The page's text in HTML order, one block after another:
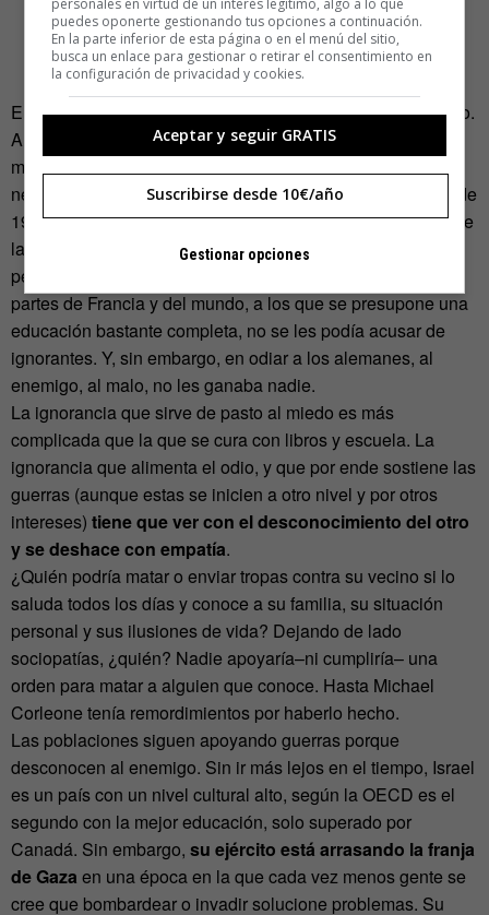
Era la mezcla perfecta hace 100 años y hoy lo sigue siendo.
A un tarro de ignorancia se le calienta con una chispa de
miedo y hecho: ya tenemos destilado el odio. No se puede
negar que en París flotaba el miedo a primeros de agosto de
1914. Quizás a la muchedumbre que asaltaba comercios se
la podía acusar de ignorante. Pero a los tertulianos de la
pensión de Gaziel, estudiantes en su mayoría, de distintas
partes de Francia y del mundo, a los que se presupone una
educación bastante completa, no se les podía acusar de
ignorantes. Y, sin embargo, en odiar a los alemanes, al
enemigo, al malo, no les ganaba nadie.
La ignorancia que sirve de pasto al miedo es más
complicada que la que se cura con libros y escuela. La
ignorancia que alimenta el odio, y que por ende sostiene las
guerras (aunque estas se inicien a otro nivel y por otros
intereses) tiene que ver con el desconocimiento del otro
y se deshace con empatía.
¿Quién podría matar o enviar tropas contra su vecino si lo
saluda todos los días y conoce a su familia, su situación
personal y sus ilusiones de vida? Dejando de lado
sociopatías, ¿quién? Nadie apoyaría–ni cumpliría– una
orden para matar a alguien que conoce. Hasta Michael
Corleone tenía remordimientos por haberlo hecho.
Las poblaciones siguen apoyando guerras porque
desconocen al enemigo. Sin ir más lejos en el tiempo, Israel
es un país con un nivel cultural alto, según la OECD es el
segundo con la mejor educación, solo superado por
Canadá. Sin embargo, su ejército está arrasando la franja
de Gaza en una época en la que cada vez menos gente se
cree que bombardear o invadir solucione problemas. Su
personales en virtud de un interés legítimo, algo a lo que
puedes oponerte gestionando tus opciones a continuación.
En la parte inferior de esta página o en el menú del sitio,
busca un enlace para gestionar o retirar el consentimiento en
la configuración de privacidad y cookies.
Aceptar y seguir GRATIS
Suscribirse desde 10€/año
Gestionar opciones